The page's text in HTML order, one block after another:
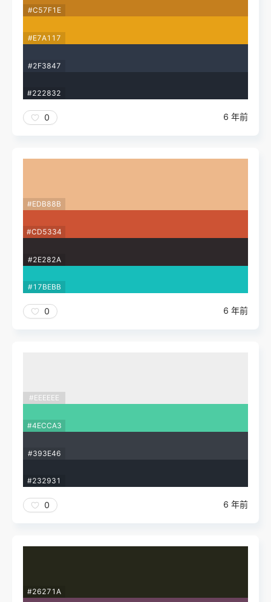
#C57F1E
#E7A117
#2F3847
#222832
0 6 年前
#EDB88B
#CD5334
#2E282A
#17BEBB
0 6 年前
#EEEEEE
#4ECCA3
#393E46
#232931
0 6 年前
#26271A